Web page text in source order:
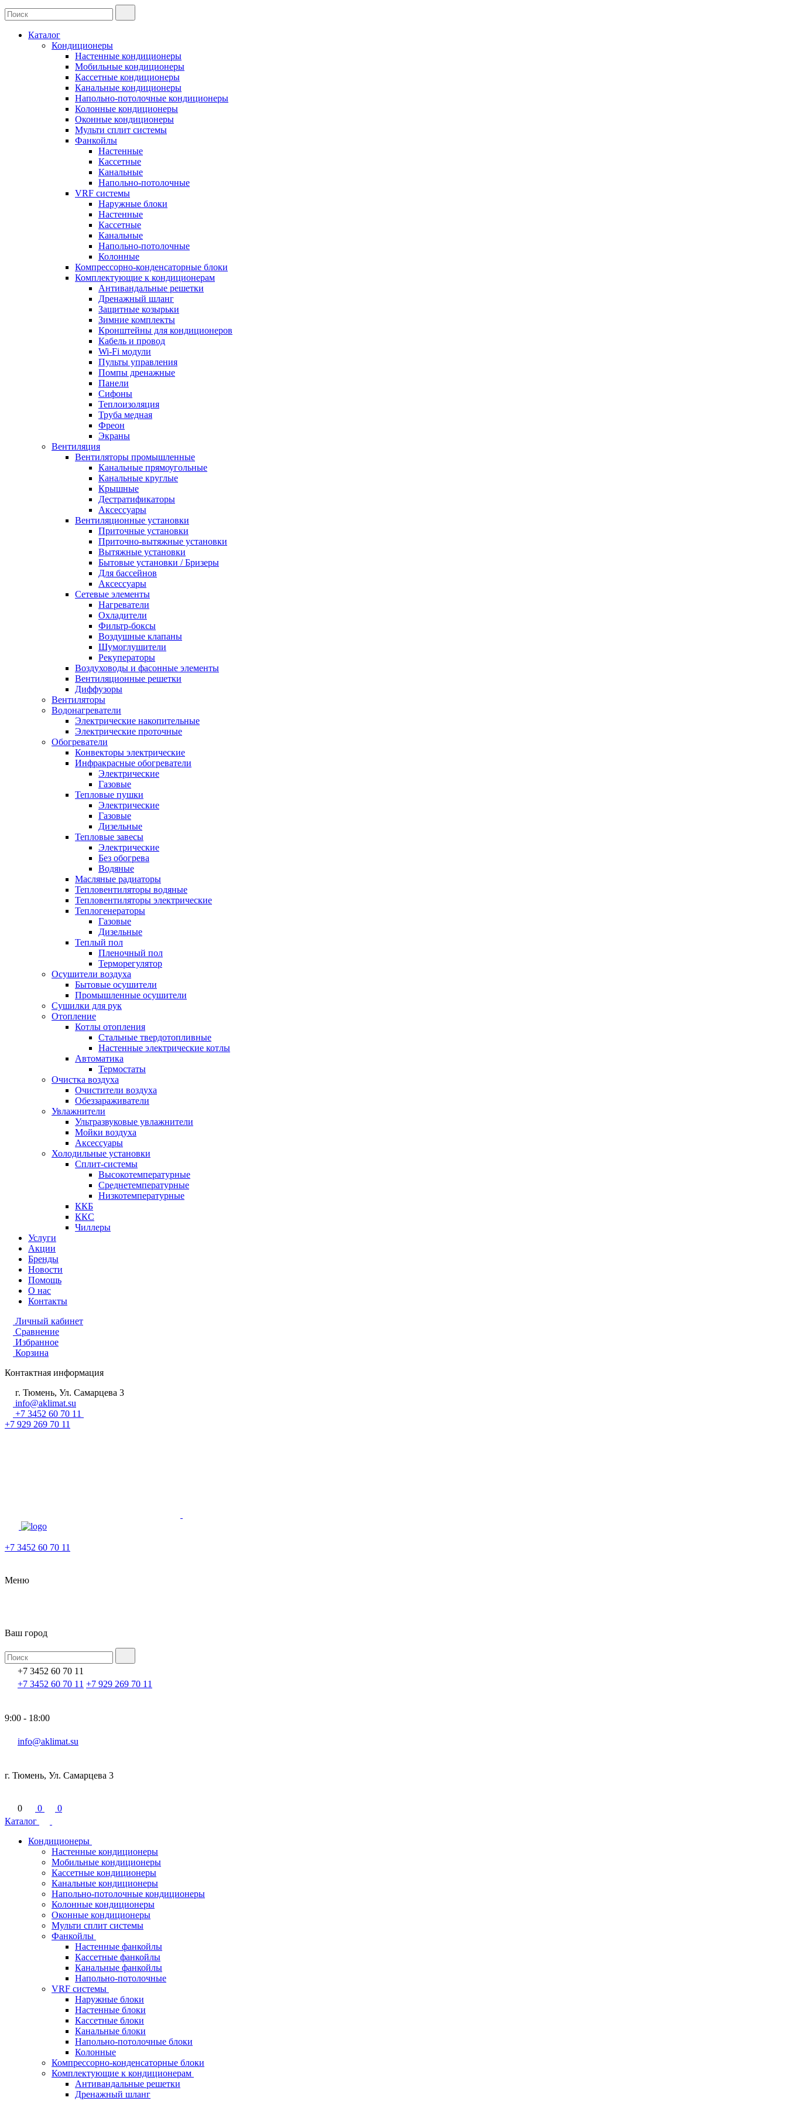
Каталог
Кондиционеры
Настенные кондиционеры
Мобильные кондиционеры
Кассетные кондиционеры
Канальные кондиционеры
Напольно-потолочные кондиционеры
Колонные кондиционеры
Оконные кондиционеры
Мульти сплит системы
Фанкойлы
Настенные
Кассетные
Канальные
Напольно-потолочные
VRF системы
Наружные блоки
Настенные
Кассетные
Канальные
Напольно-потолочные
Колонные
Компрессорно-конденсаторные блоки
Комплектующие к кондиционерам
Антивандальные решетки
Дренажный шланг
Защитные козырьки
Зимние комплекты
Кронштейны для кондиционеров
Кабель и провод
Wi-Fi модули
Пульты управления
Помпы дренажные
Панели
Сифоны
Теплоизоляция
Труба медная
Фреон
Экраны
Вентиляция
Вентиляторы промышленные
Канальные прямоугольные
Канальные круглые
Крышные
Дестратификаторы
Аксессуары
Вентиляционные установки
Приточные установки
Приточно-вытяжные установки
Вытяжные установки
Бытовые установки / Бризеры
Для бассейнов
Аксессуары
Сетевые элементы
Нагреватели
Охладители
Фильтр-боксы
Воздушные клапаны
Шумоглушители
Рекуператоры
Воздуховоды и фасонные элементы
Вентиляционные решетки
Диффузоры
Вентиляторы
Водонагреватели
Электрические накопительные
Электрические проточные
Обогреватели
Конвекторы электрические
Инфракрасные обогреватели
Электрические
Газовые
Тепловые пушки
Электрические
Газовые
Дизельные
Тепловые завесы
Электрические
Без обогрева
Водяные
Масляные радиаторы
Тепловентиляторы водяные
Тепловентиляторы электрические
Теплогенераторы
Газовые
Дизельные
Теплый пол
Пленочный пол
Терморегулятор
Осушители воздуха
Бытовые осушители
Промышленные осушители
Сушилки для рук
Отопление
Котлы отопления
Стальные твердотопливные
Настенные электрические котлы
Автоматика
Термостаты
Очистка воздуха
Очистители воздуха
Обеззараживатели
Увлажнители
Ультразвуковые увлажнители
Мойки воздуха
Аксессуары
Холодильные установки
Сплит-системы
Высокотемпературные
Среднетемпературные
Низкотемпературные
ККБ
ККС
Чиллеры
Услуги
Акции
Бренды
Новости
Помощь
О нас
Контакты
Личный кабинет
Сравнение
Избранное
Корзина
Контактная информация
г. Тюмень, Ул. Самарцева 3
info@aklimat.su
+7 3452 60 70 11
+7 929 269 70 11
+7 3452 60 70 11
Меню
Ваш город
+7 3452 60 70 11
+7 3452 60 70 11 +7 929 269 70 11
9:00 - 18:00
info@aklimat.su
г. Тюмень, Ул. Самарцева 3
0 0
0
Каталог
Кондиционеры
Настенные кондиционеры
Мобильные кондиционеры
Кассетные кондиционеры
Канальные кондиционеры
Напольно-потолочные кондиционеры
Колонные кондиционеры
Оконные кондиционеры
Мульти сплит системы
Фанкойлы
Настенные фанкойлы
Кассетные фанкойлы
Канальные фанкойлы
Напольно-потолочные
VRF системы
Наружные блоки
Настенные блоки
Кассетные блоки
Канальные блоки
Напольно-потолочные блоки
Колонные
Компрессорно-конденсаторные блоки
Комплектующие к кондиционерам
Антивандальные решетки
Дренажный шланг